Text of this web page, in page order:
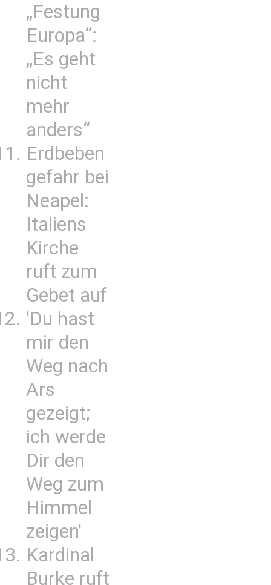
„Festung
Europa“:
„Es geht
nicht
mehr
anders“
Erdbeben
gefahr bei
Neapel:
Italiens
Kirche
ruft zum
Gebet auf
'Du hast
mir den
Weg nach
Ars
gezeigt;
ich werde
Dir den
Weg zum
Himmel
zeigen'
Kardinal
Burke ruft